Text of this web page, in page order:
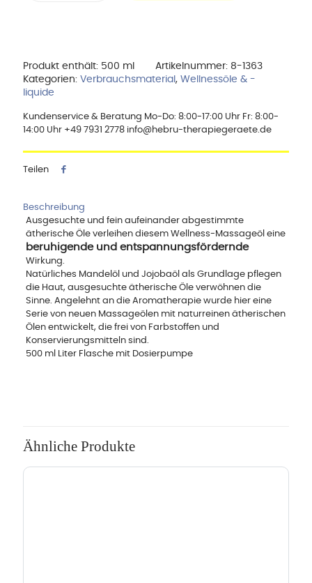
Dosierpumpe
Menge
Produkt enthält: 500 ml Artikelnummer: 8-1363
Kategorien: Verbrauchsmaterial , Wellnessöle & -
liquide
Kundenservice & Beratung Mo-Do: 8:00-17:00 Uhr Fr: 8:00-
14:00 Uhr +49 7931 2778 info@hebru-therapiegeraete.de
Teilen
Beschreibung
Ausgesuchte und fein aufeinander abgestimmte
ätherische Öle verleihen diesem Wellness-Massageöl eine
beruhigende und entspannungsfördernde
Wirkung.
Natürliches Mandelöl und Jojobaöl als Grundlage pflegen
die Haut, ausgesuchte ätherische Öle verwöhnen die
Sinne. Angelehnt an die Aromatherapie wurde hier eine
Serie von neuen Massageölen mit naturreinen ätherischen
Ölen entwickelt, die frei von Farbstoffen und
Konservierungsmitteln sind.
500 ml Liter Flasche mit Dosierpumpe
Ähnliche Produkte